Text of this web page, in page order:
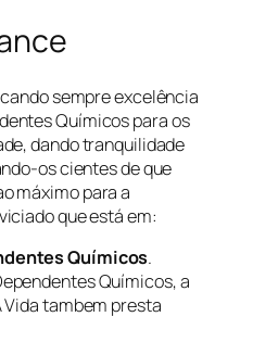
sempre excelência
Químicos para os
dando tranquilidade
os cientes de que
máximo para a
que está em:
Químicos.
Químicos, a
Vida tambem presta